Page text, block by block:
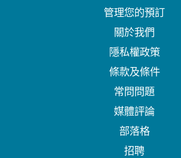
管理您的預訂
關於我們
隱私權政策
條款及條件
常問問題
媒體評論
部落格
招聘